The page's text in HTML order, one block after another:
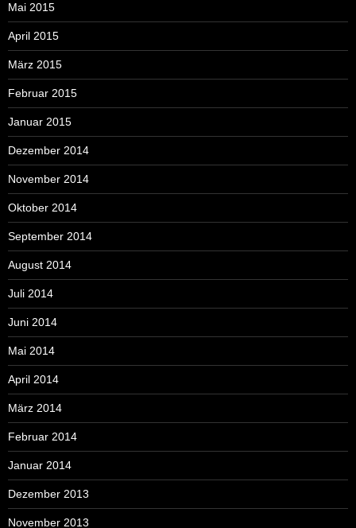
Mai 2015
April 2015
März 2015
Februar 2015
Januar 2015
Dezember 2014
November 2014
Oktober 2014
September 2014
August 2014
Juli 2014
Juni 2014
Mai 2014
April 2014
März 2014
Februar 2014
Januar 2014
Dezember 2013
November 2013